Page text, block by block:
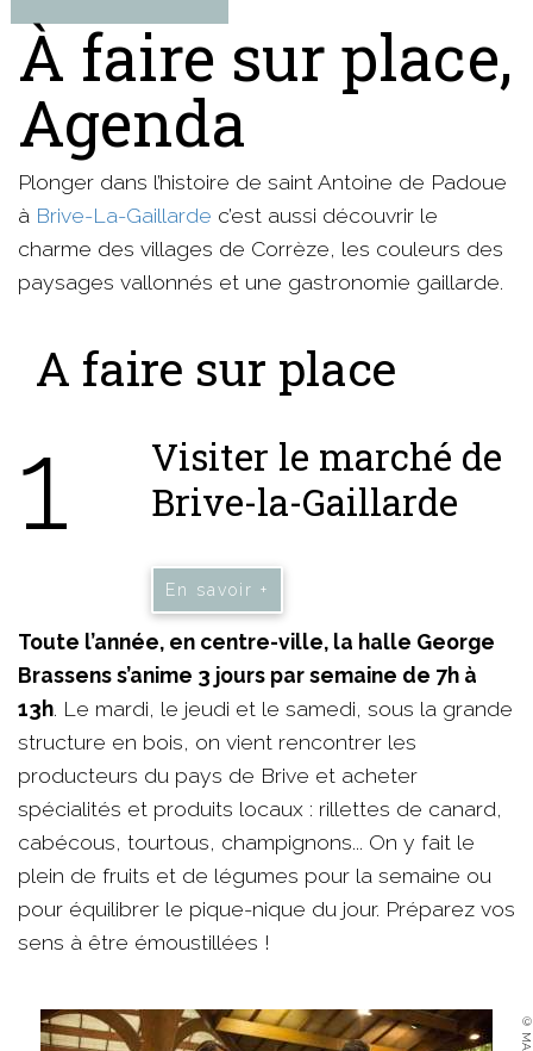
À faire sur place,
Agenda
Plonger dans l’histoire de saint Antoine de Padoue
à Brive-La-Gaillarde c’est aussi découvrir le
charme des villages de Corrèze, les couleurs des
paysages vallonnés et une gastronomie gaillarde.
A faire sur place
1
Visiter le marché de
Brive-la-Gaillarde
En savoir +
Toute l’année, en centre-ville, la halle George
Brassens s’anime 3 jours par semaine de 7h à
13h. Le mardi, le jeudi et le samedi, sous la grande
structure en bois, on vient rencontrer les
producteurs du pays de Brive et acheter
spécialités et produits locaux : rillettes de canard,
cabécous, tourtous, champignons... On y fait le
plein de fruits et de légumes pour la semaine ou
pour équilibrer le pique-nique du jour. Préparez vos
sens à être émoustillées !